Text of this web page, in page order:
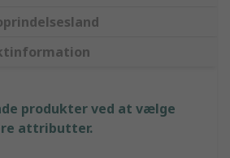
produkter ved at vælge
attributter.